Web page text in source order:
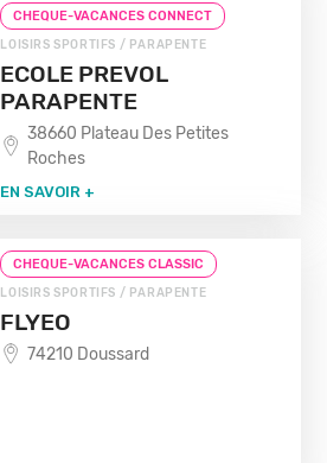
CHEQUE-VACANCES CONNECT
LOISIRS SPORTIFS / PARAPENTE
ECOLE PREVOL
PARAPENTE
38660 Plateau Des Petites
Roches
EN SAVOIR +
CHEQUE-VACANCES CLASSIC
LOISIRS SPORTIFS / PARAPENTE
FLYEO
74210 Doussard